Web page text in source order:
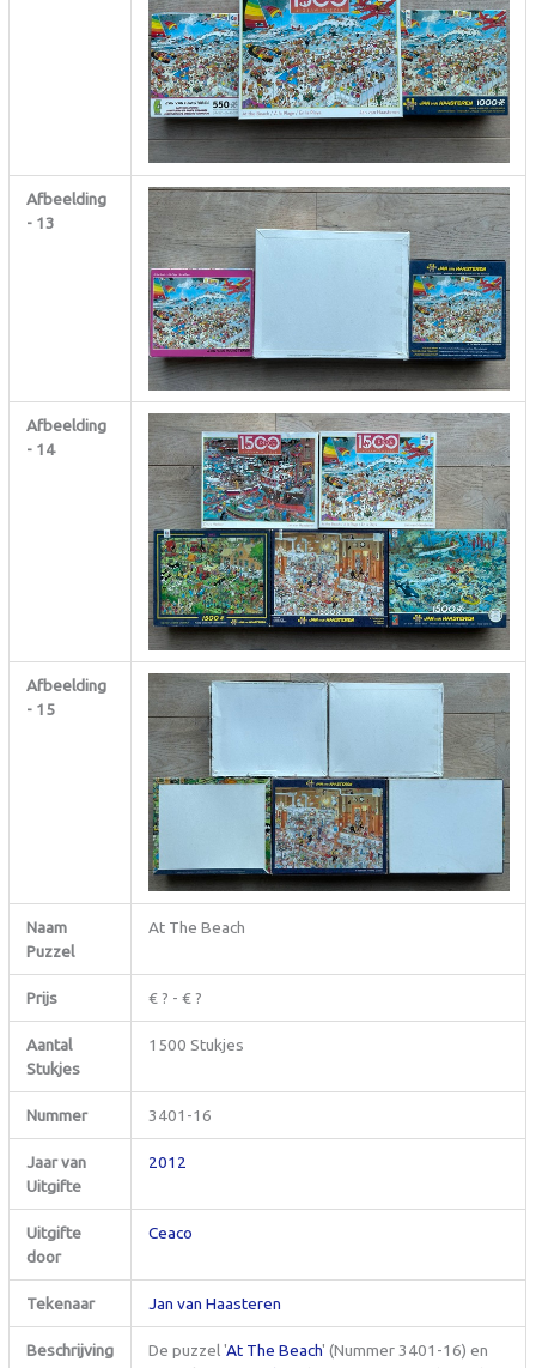
Afbeelding
- 13
Afbeelding
- 14
Afbeelding
- 15
Naam
Puzzel
At The Beach
Prijs € ? - € ?
Aantal
Stukjes
1500 Stukjes
Nummer 3401-16
Jaar van
Uitgifte
2012
Uitgifte
door
Ceaco
Tekenaar Jan van Haasteren
Beschrijving De puzzel 'At The Beach' (Nummer 3401-16) en